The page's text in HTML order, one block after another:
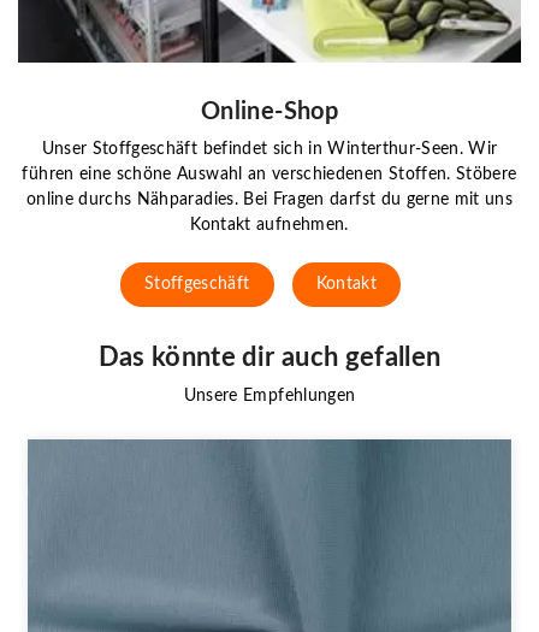
Online-Shop
Unser Stoffgeschäft befindet sich in Winterthur-Seen. Wir
führen eine schöne Auswahl an verschiedenen Stoffen. Stöbere
online durchs Nähparadies. Bei Fragen darfst du gerne mit uns
Kontakt aufnehmen.
Stoffgeschäft Kontakt
Das könnte dir auch gefallen
Unsere Empfehlungen